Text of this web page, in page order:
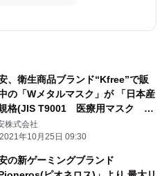
、衛生商品ブランド“Kfree”で販
の「Wメタルマスク」が 「日本産
格(JIS T9001 医療用マスク ク
II)」の 適合番号を取得
株式会社
年10月25日 09:30
の新ゲーミングブランド